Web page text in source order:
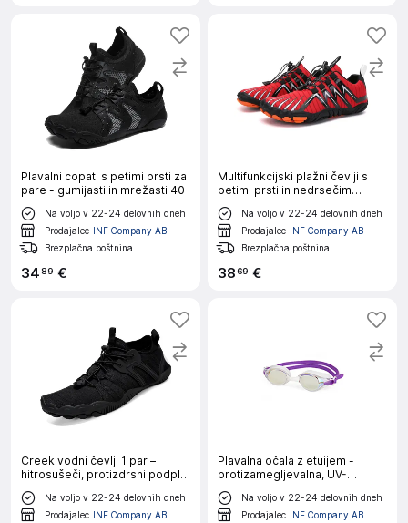
Plavalni copati s petimi prsti za
pare - gumijasti in mrežasti 40
Na voljo v 22-24 delovnih dneh
Prodajalec INF Company AB
Brezplačna poštnina
34 89 €
Multifunkcijski plažni čevlji s
petimi prsti in nedrsečim
Na voljo v 22-24 delovnih dneh
Prodajalec INF Company AB
Brezplačna poštnina
3869 €
Creek vodni čevlji 1 par –
hitrosušeči, protizdrsni podplat
41
Na voljo v 22-24 delovnih dneh
Prodajalec INF Company AB
Plavalna očala z etuijem -
protizamegljevalna, UV-
zaščita, širok vid,
polikarbonatne leče, nastavljiv
dvojni silikonski trak
Na voljo v 22-24 delovnih dneh
Prodajalec INF Company AB